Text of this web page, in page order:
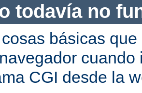
todavía no
básicas
CGI desde la